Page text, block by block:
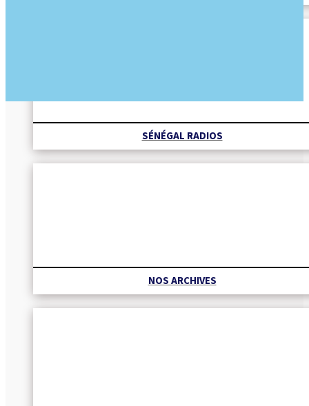
SÉNÉGAL RADIOS
NOS ARCHIVES